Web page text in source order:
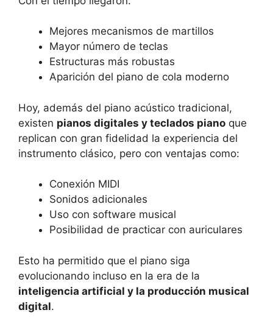
Mejores mecanismos de martillos
Mayor número de teclas
Estructuras más robustas
Aparición del piano de cola moderno
Hoy, además del piano acústico tradicional,
existen pianos digitales y teclados piano que
replican con gran fidelidad la experiencia del
instrumento clásico, pero con ventajas como:
Conexión MIDI
Sonidos adicionales
Uso con software musical
Posibilidad de practicar con auriculares
Esto ha permitido que el piano siga
evolucionando incluso en la era de la
inteligencia artificial y la producción musical
digital.